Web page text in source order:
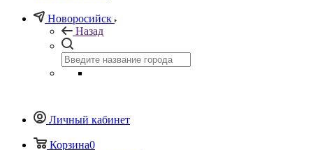
Новоросийск
Назад
Личный кабинет
Корзина0